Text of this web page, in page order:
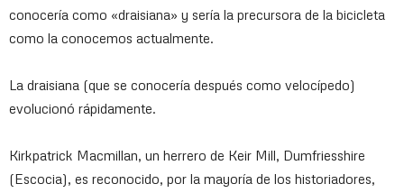
conocería como «draisiana» y sería la precursora de la bicicleta
como la conocemos actualmente.
La draisiana (que se conocería después como velocípedo)
evolucionó rápidamente.
Kirkpatrick Macmillan, un herrero de Keir Mill, Dumfriesshire
(Escocia), es reconocido, por la mayoría de los historiadores,